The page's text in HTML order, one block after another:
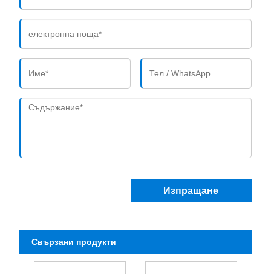
Изпращане
Свързани продукти